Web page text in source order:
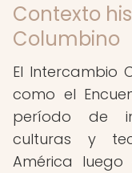
Contexto
Columbino
El Intercambio
como el
período de
culturas y
América